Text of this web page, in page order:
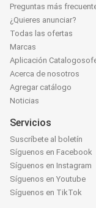
Preguntas más
¿Quieres anunciar?
Todas las ofertas
Marcas
Aplicación
Acerca de nosotros
Agregar catálogo
Noticias
Servicios
Suscríbete al boletín
Síguenos en Facebook
Síguenos en Instagram
Síguenos en Youtube
Síguenos en TikTok